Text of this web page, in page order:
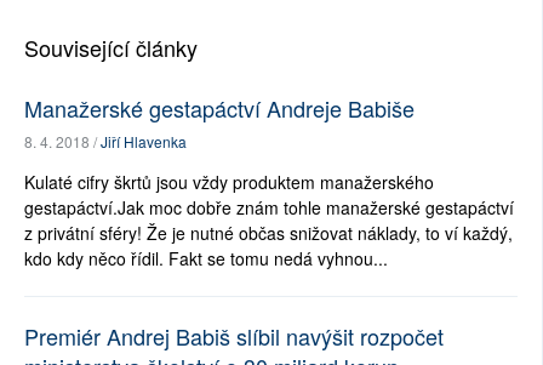
Související články
Manažerské gestapáctví Andreje Babiše
8. 4. 2018 /Jiří Hlavenka
Kulaté cifry škrtů jsou vždy produktem manažerského
gestapáctví.Jak moc dobře znám tohle manažerské gestapáctví
z privátní sféry! Že je nutné občas snižovat náklady, to ví každý,
kdo kdy něco řídil. Fakt se tomu nedá vyhnou...
Premiér Andrej Babiš slíbil navýšit rozpočet